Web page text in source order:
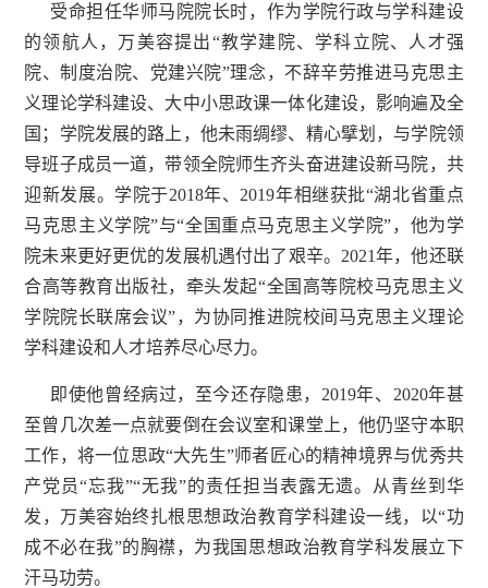
受命担任华师马院院长时，作为学院行政与学科建设
的领航人，万美容提出“教学建院、学科立院、人才强
院、制度治院、党建兴院”理念，不辞辛劳推进马克思主
义理论学科建设、大中小思政课一体化建设，影响遍及全
国；学院发展的路上，他未雨绸缪、精心擘划，与学院领
导班子成员一道，带领全院师生齐头奋进建设新马院，共
迎新发展。学院于2018年、2019年相继获批“湖北省重点
马克思主义学院”与“全国重点马克思主义学院”，他为学
院未来更好更优的发展机遇付出了艰辛。2021年，他还联
合高等教育出版社，牵头发起“全国高等院校马克思主义
学院院长联席会议”，为协同推进院校间马克思主义理论
学科建设和人才培养尽心尽力。
即使他曾经病过，至今还存隐患，2019年、2020年甚
至曾几次差一点就要倒在会议室和课堂上，他仍坚守本职
工作，将一位思政“大先生”师者匠心的精神境界与优秀共
产党员“忘我”“无我”的责任担当表露无遗。从青丝到华
发，万美容始终扎根思想政治教育学科建设一线，以“功
成不必在我”的胸襟，为我国思想政治教育学科发展立下
汗马功劳。